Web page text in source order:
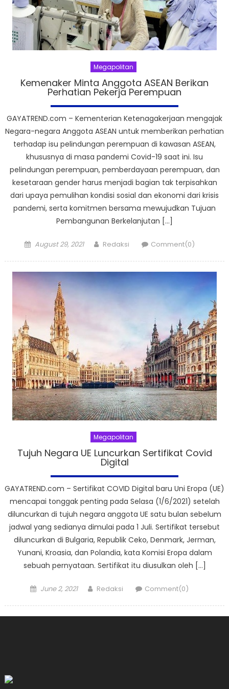
Megapolitan
Kemenaker Minta Anggota ASEAN Berikan
Perhatian Pekerja Perempuan
GAYATREND.com – Kementerian Ketenagakerjaan mengajak
Negara-negara Anggota ASEAN untuk memberikan perhatian
terhadap isu pelindungan perempuan di kawasan ASEAN,
khususnya di masa pandemi Covid-19 saat ini. Isu
pelindungan perempuan, pemberdayaan perempuan, dan
kesetaraan gender harus menjadi bagian tak terpisahkan
dari upaya pemulihan kondisi sosial dan ekonomi dari krisis
pandemi, serta komitmen bersama mewujudkan Tujuan
Pembangunan Berkelanjutan […]
Posted
August 29, 2021 Author
Redaksi Comment(0)
Megapolitan
Tujuh Negara UE Luncurkan Sertifikat Covid
Digital
GAYATREND.com – Sertifikat COVID Digital baru Uni Eropa (UE)
mencapai tonggak penting pada Selasa (1/6/2021) setelah
diluncurkan di tujuh negara anggota UE satu bulan sebelum
jadwal yang sedianya dimulai pada 1 Juli. Sertifikat tersebut
diluncurkan di Bulgaria, Republik Ceko, Denmark, Jerman,
Yunani, Kroasia, dan Polandia, kata Komisi Eropa dalam
sebuah pernyataan. Sertifikat itu diusulkan oleh […]
Posted
June 2, 2021 Author
Redaksi Comment(0)